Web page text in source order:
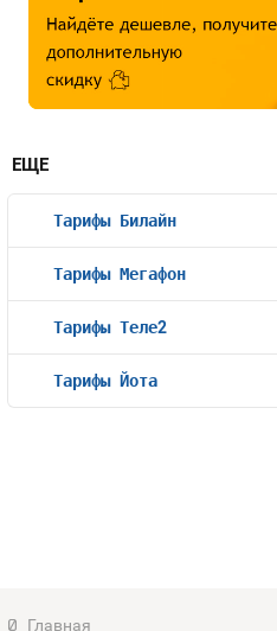
ЕЩЕ
Тарифы Билайн
Тарифы Мегафон
Тарифы Теле2
Тарифы Йота